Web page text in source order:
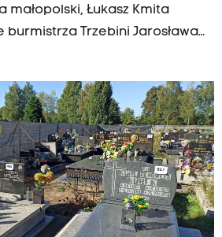
małopolski, Łukasz Kmita
burmistrza Trzebini Jarosława
wartości terenu.